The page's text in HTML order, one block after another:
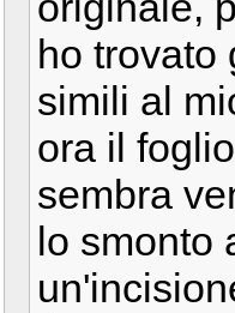
ho trovato
simili al
ora il
sembra
lo smonto